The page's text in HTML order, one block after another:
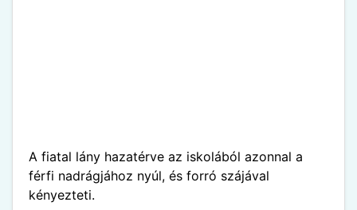
A fiatal lány hazatérve az iskolából azonnal a
férfi nadrágjához nyúl, és forró szájával
kényezteti.